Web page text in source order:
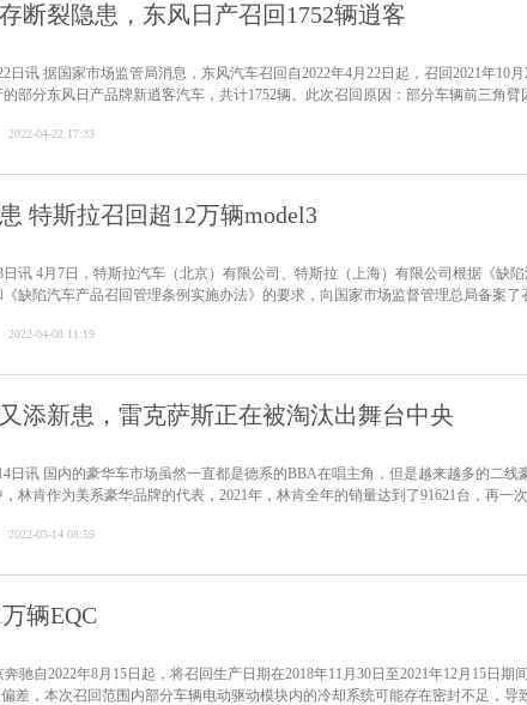
断裂隐患，东风日产召回1752辆逍客
日讯 据国家市场监管局消息，东风汽车召回自2022年4月22日起，召回2021年10月
的部分东风日产品牌新逍客汽车，共计1752辆。此次召回原因：部分车辆前三角臂
措施：检查前三角臂的生产批号，对属于风险批次的前三角臂进行免费...
2022-04-22 17:33
特斯拉召回超12万辆model3
讯 4月7日，特斯拉汽车（北京）有限公司、特斯拉（上海）有限公司根据《缺
《缺陷汽车产品召回管理条例实施办法》的要求，向国家市场监督管理总局备案了
3汽车34207辆，国产Model 3汽车93578...
2022-04-08 11:19
又添新患，雷克萨斯正在被淘汰出舞台中央
日讯 国内的豪华车市场虽然一直都是德系的BBA在唱主角，但是越来越多的二线
林肯作为美系豪华品牌的代表，2021年，林肯全年的销量达到了91621台，再一
—林肯Z正式上市，新车官方指导价：25.28-34.08万元，提...
2022-03-14 08:59
辆EQC
驰自2022年8月15日起，将召回生产日期在2018年11月30日至2021年12月15日期
差，本次召回范围内部分车辆电动驱动模块内的冷却系统可能存在密封不足，导